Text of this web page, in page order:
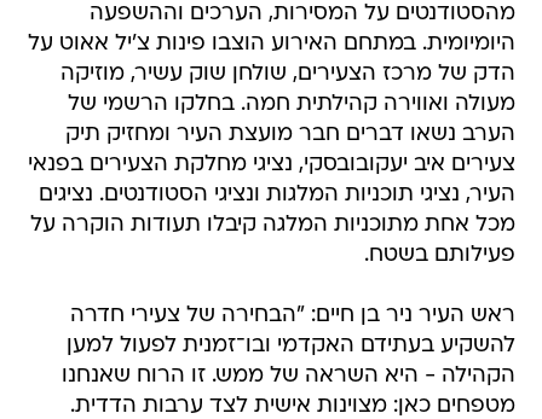
מהסטודנטים על המסירות, הערכים וההשפעה
היומיומית. במתחם האירוע הוצבו פינות צ'יל אאוט על
הדק של מרכז הצעירים, שולחן שוק עשיר, מוזיקה
מעולה ואווירה קהילתית חמה. בחלקו הרשמי של
הערב נשאו דברים חבר מועצת העיר ומחזיק תיק
צעירים איב יעקובובסקי, נציגי מחלקת הצעירים בפנאי
העיר, נציגי תוכניות המלגות ונציגי הסטודנטים. נציגים
מכל אחת מתוכניות המלגה קיבלו תעודות הוקרה על
פעילותם בשטח.
ראש העיר ניר בן חיים: "הבחירה של צעירי חדרה
להשקיע בעתידם האקדמי ובו־זמנית לפעול למען
הקהילה - היא השראה של ממש. זו הרוח שאנחנו
מטפחים כאן: מצוינות אישית לצד ערבות הדדית.